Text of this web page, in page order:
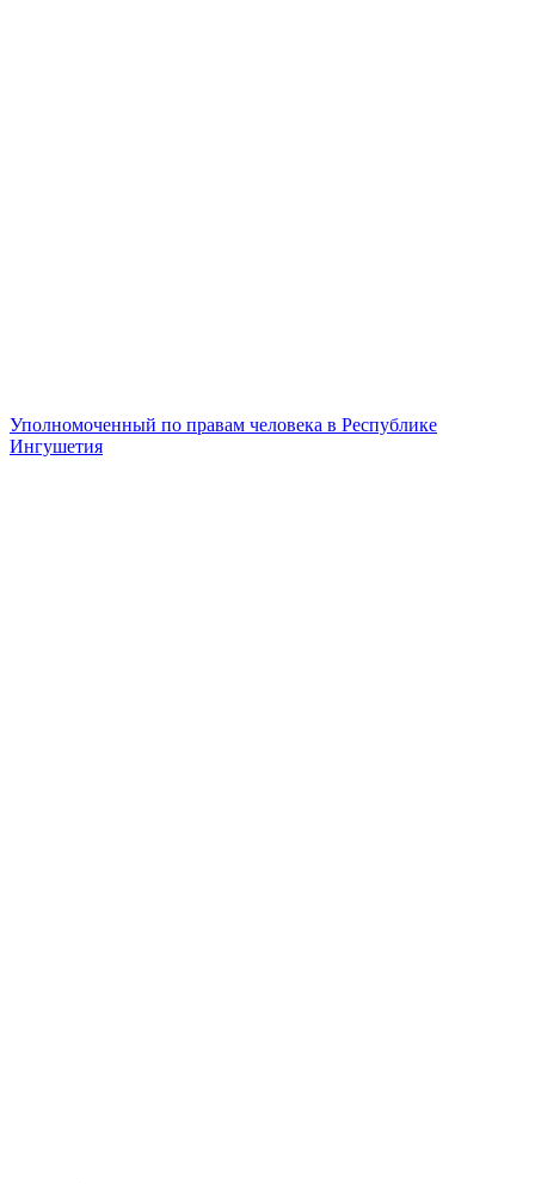
Уполномоченный по правам человека в Республике
Ингушетия